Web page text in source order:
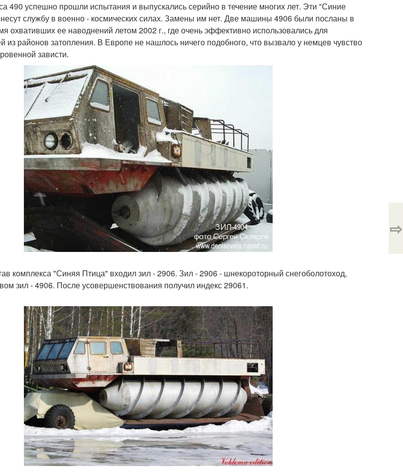
490 успешно прошли испытания и выпускались серийно в течение многих лет. Эти "Синие
службу в военно - космических силах. Замены им нет. Две машины 4906 были посланы в
охвативших ее наводнений летом 2002 г., где очень эффективно использовались для
из районов затопления. В Европе не нашлось ничего подобного, что вызвало у немцев чувство
зависти.
комплекса "Синяя Птица" входил зил - 2906. Зил - 2906 - шнекороторный снегоболотоход,
зил - 4906. После усовершенствования получил индекс 29061.
⇨